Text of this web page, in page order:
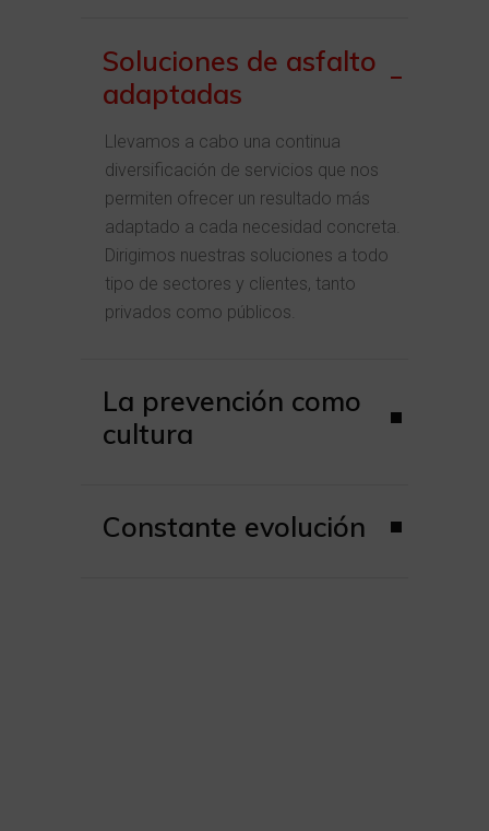
Soluciones de asfalto
adaptadas
Llevamos a cabo una continua
diversificación de servicios que nos
permiten ofrecer un resultado más
adaptado a cada necesidad concreta.
Dirigimos nuestras soluciones a todo
tipo de sectores y clientes, tanto
privados como públicos.
La prevención como
cultura
Constante evolución